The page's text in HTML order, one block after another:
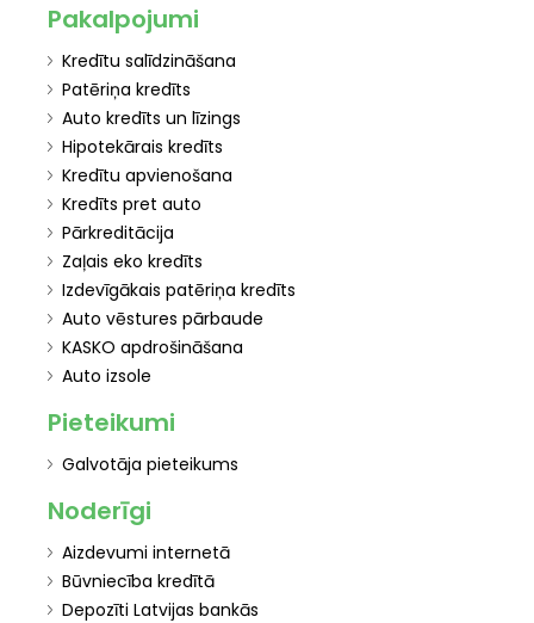
Pakalpojumi
Kredītu salīdzināšana
Patēriņa kredīts
Auto kredīts un līzings
Hipotekārais kredīts
Kredītu apvienošana
Kredīts pret auto
Pārkreditācija
Zaļais eko kredīts
Izdevīgākais patēriņa kredīts
Auto vēstures pārbaude
KASKO apdrošināšana
Auto izsole
Pieteikumi
Galvotāja pieteikums
Noderīgi
Aizdevumi internetā
Būvniecība kredītā
Depozīti Latvijas bankās